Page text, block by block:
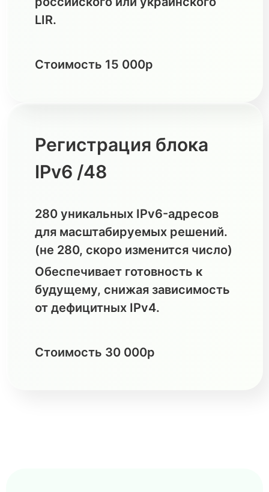
LIR.
Стоимость 15 000р
Регистрация блока
IPv6 /48
280 уникальных IPv6-адресов
для масштабируемых решений.
(не 280, скоро изменится число)
Обеспечивает готовность к
будущему, снижая зависимость
от дефицитных IPv4.
Стоимость 30 000р